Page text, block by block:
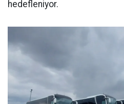
hedefleniyor.